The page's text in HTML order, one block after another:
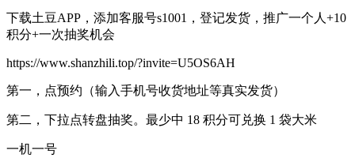
下载土豆APP，添加客服号s1001，登记发货，推广一个人+10
积分+一次抽奖机会
https://www.shanzhili.top/?invite=U5OS6AH
第一，点预约（输入手机号收货地址等真实发货）
第二，下拉点转盘抽奖。最少中 18 积分可兑换 1 袋大米
一机一号